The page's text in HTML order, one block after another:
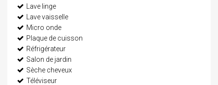
Lave linge
Lave vaisselle
Micro onde
Plaque de cuisson
Réfrigérateur
Salon de jardin
Sèche cheveux
Téléviseur